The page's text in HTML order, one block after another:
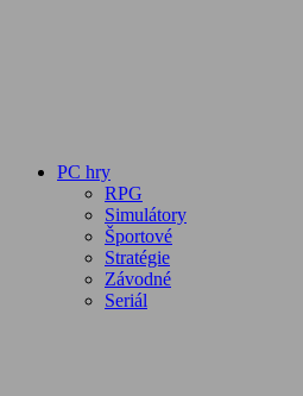
PC hry
RPG
Simulátory
Športové
Stratégie
Závodné
Seriál